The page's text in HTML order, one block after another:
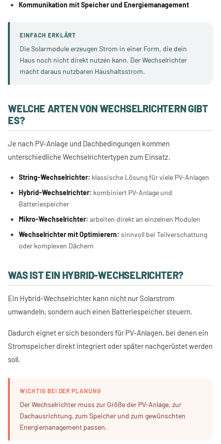
Kommunikation mit Speicher und Energiemanagement
EINFACH ERKLÄRT
Die Solarmodule erzeugen Strom in einer Form, die dein
Haus noch nicht direkt nutzen kann. Der Wechselrichter
macht daraus nutzbaren Haushaltsstrom.
WELCHE ARTEN VON WECHSELRICHTERN GIBT
ES?
Je nach PV-Anlage und Dachbedingungen kommen
unterschiedliche Wechselrichtertypen zum Einsatz.
String-Wechselrichter: klassische Lösung für viele PV-Anlagen
Hybrid-Wechselrichter: kombiniert PV-Anlage und
Batteriespeicher
Mikro-Wechselrichter: arbeiten direkt an einzelnen Modulen
Wechselrichter mit Optimierern: sinnvoll bei Teilverschattung
oder komplexen Dächern
WAS IST EIN HYBRID-WECHSELRICHTER?
Ein Hybrid-Wechselrichter kann nicht nur Solarstrom
umwandeln, sondern auch einen Batteriespeicher steuern.
Dadurch eignet er sich besonders für PV-Anlagen, bei denen ein
Stromspeicher direkt integriert oder später nachgerüstet werden
soll.
WICHTIG BEI DER PLANUNG
Der Wechselrichter muss zur Größe der PV-Anlage, zur
Dachausrichtung, zum Speicher und zum gewünschten
Energiemanagement passen.